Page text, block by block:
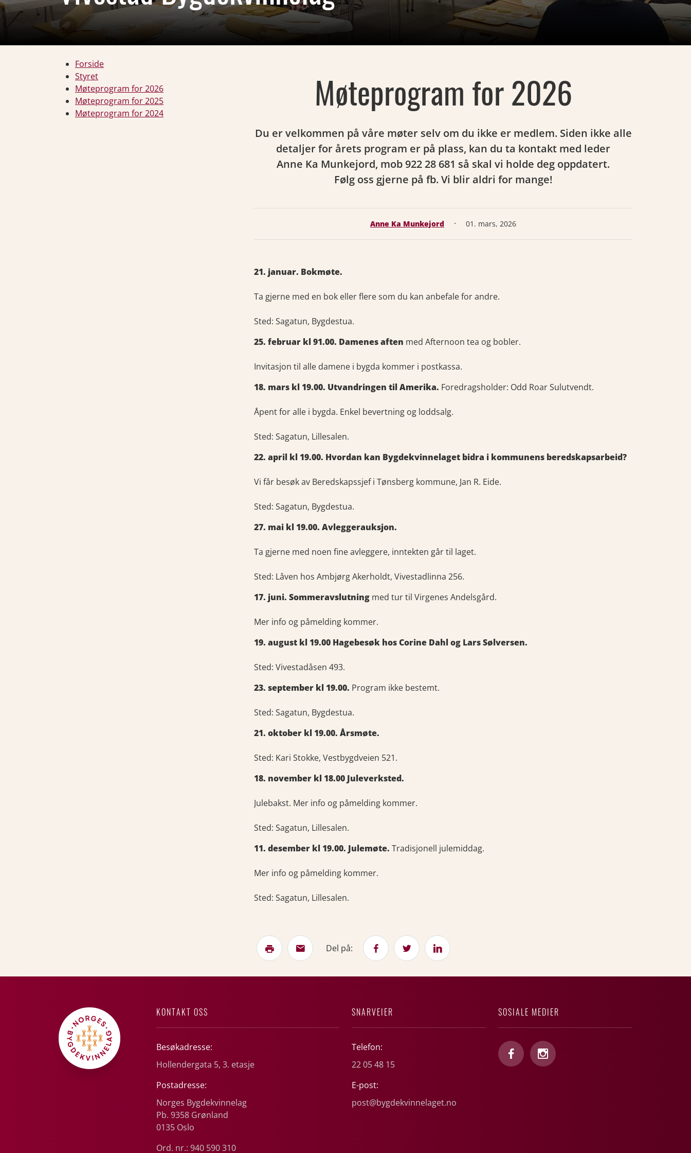
Forside
Styret
Møteprogram for 2026
Møteprogram for 2025
Møteprogram for 2024
Møteprogram for 2026
Du er velkommen på våre møter selv om du ikke er medlem. Siden ikke alle
detaljer for årets program er på plass, kan du ta kontakt med leder
Anne Ka Munkejord, mob 922 28 681 så skal vi holde deg oppdatert.
Følg oss gjerne på fb. Vi blir aldri for mange!
Anne Ka Munkejord · 01. mars, 2026
21. januar. Bokmøte.
Ta gjerne med en bok eller flere som du kan anbefale for andre.
Sted: Sagatun, Bygdestua.
25. februar kl 91.00. Damenes aften med Afternoon tea og bobler.
Invitasjon til alle damene i bygda kommer i postkassa.
18. mars kl 19.00. Utvandringen til Amerika. Foredragsholder: Odd Roar Sulutvendt.
Åpent for alle i bygda. Enkel bevertning og loddsalg.
Sted: Sagatun, Lillesalen.
22. april kl 19.00. Hvordan kan Bygdekvinnelaget bidra i kommunens beredskapsarbeid?
Vi får besøk av Beredskapssjef i Tønsberg kommune, Jan R. Eide.
Sted: Sagatun, Bygdestua.
27. mai kl 19.00. Avleggerauksjon.
Ta gjerne med noen fine avleggere, inntekten går til laget.
Sted: Låven hos Ambjørg Akerholdt, Vivestadlinna 256.
17. juni. Sommeravslutning med tur til Virgenes Andelsgård.
Mer info og påmelding kommer.
19. august kl 19.00 Hagebesøk hos Corine Dahl og Lars Sølversen.
Sted: Vivestadåsen 493.
23. september kl 19.00. Program ikke bestemt.
Sted: Sagatun, Bygdestua.
21. oktober kl 19.00. Årsmøte.
Sted: Kari Stokke, Vestbygdveien 521.
18. november kl 18.00 Juleverksted.
Julebakst. Mer info og påmelding kommer.
Sted: Sagatun, Lillesalen.
11. desember kl 19.00. Julemøte. Tradisjonell julemiddag.
Mer info og påmelding kommer.
Sted: Sagatun, Lillesalen.
Del på:
KONTAKT OSS
Besøkadresse:
Hollendergata 5, 3. etasje
Postadresse:
Norges Bygdekvinnelag
Pb. 9358 Grønland
0135 Oslo
Ord. nr.: 940 590 310
SNARVEIER
Telefon:
22 05 48 15
E-post:
post@bygdekvinnelaget.no
SOSIALE MEDIER